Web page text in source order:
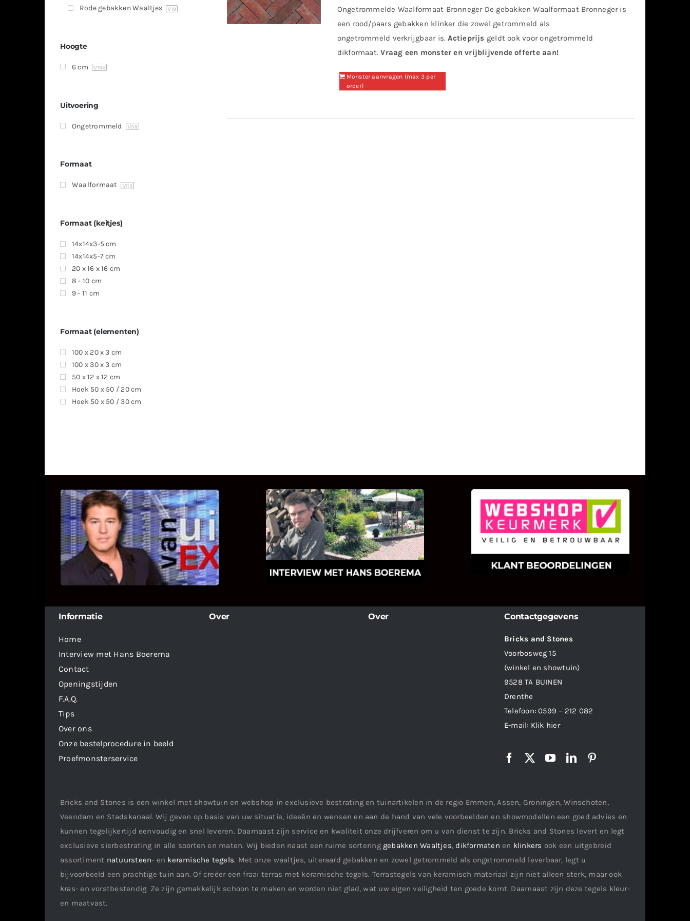
Ongetrommelde Waalformaat Bronneger De gebakken Waalformaat Bronneger is
een rood/paars gebakken klinker die zowel getrommeld als
ongetrommeld verkrijgbaar is.Actieprijs geldt ook voor ongetrommeld
dikformaat.Vraag een monster en vrijblijvende offerte aan!
Monster aanvragen (max 3 per
order)
Rode gebakken Waaltjes 1/19
Hoogte
6 cm 1/134
Uitvoering
Ongetrommeld 1/39
Formaat
Waalformaat 1/113
Formaat (keitjes)
14x14x3-5 cm
14x14x5-7 cm
20 x 16 x 16 cm
8 - 10 cm
9 - 11 cm
Formaat (elementen)
100 x 20 x 3 cm
100 x 30 x 3 cm
50 x 12 x 12 cm
Hoek 50 x 50 / 20 cm
Hoek 50 x 50 / 30 cm
UITSTEL VAN EXECUTIE
Bekijk hier de fragmenten van de
deelname van Bricks and Stones aan
dit programma.
INTERVIEW MET HANS
BOEREMA
Hoe Bricks and Stones ontstaan is en
wat Hans Boerema motiveert in de
wereld van klinkers en tegels!
KLANT BEOORDELINGEN
We zijn er zeer op gesteld om te
weten wat u als klant van ons en
onze diensten vindt.
Informatie
Home
Interview met Hans Boerema
Contact
Openingstijden
F.A.Q.
Tips
Over ons
Onze bestelprocedure in beeld
Proefmonsterservice
Over Over Contactgegevens
Bricks and Stones
Voorbosweg 15
(winkel en showtuin)
9528 TA BUINEN
Drenthe
Telefoon:0599 – 212 082
E-mail: Klik hier
Bricks and Stones is een winkel met showtuin en webshop in exclusieve bestrating en tuinartikelen in de regio Emmen, Assen, Groningen, Winschoten,
Veendam en Stadskanaal. Wij geven op basis van uw situatie, ideeën en wensen en aan de hand van vele voorbeelden en showmodellen een goed advies en
kunnen tegelijkertijd eenvoudig en snel leveren. Daarnaast zijn service en kwaliteit onze drijfveren om u van dienst te zijn. Bricks and Stones levert en legt
exclusieve sierbestrating in alle soorten en maten. Wij bieden naast een ruime sortering gebakken Waaltjes, dikformaten en klinkers ook een uitgebreid
assortiment natuursteen- en keramische tegels. Met onze waaltjes, uiteraard gebakken en zowel getrommeld als ongetrommeld leverbaar, legt u
bijvoorbeeld een prachtige tuin aan. Of creëer een fraai terras met keramische tegels. Terrastegels van keramisch materiaal zijn niet alleen sterk, maar ook
kras- en vorstbestendig. Ze zijn gemakkelijk schoon te maken en worden niet glad, wat uw eigen veiligheid ten goede komt. Daarnaast zijn deze tegels kleur-
en maatvast.